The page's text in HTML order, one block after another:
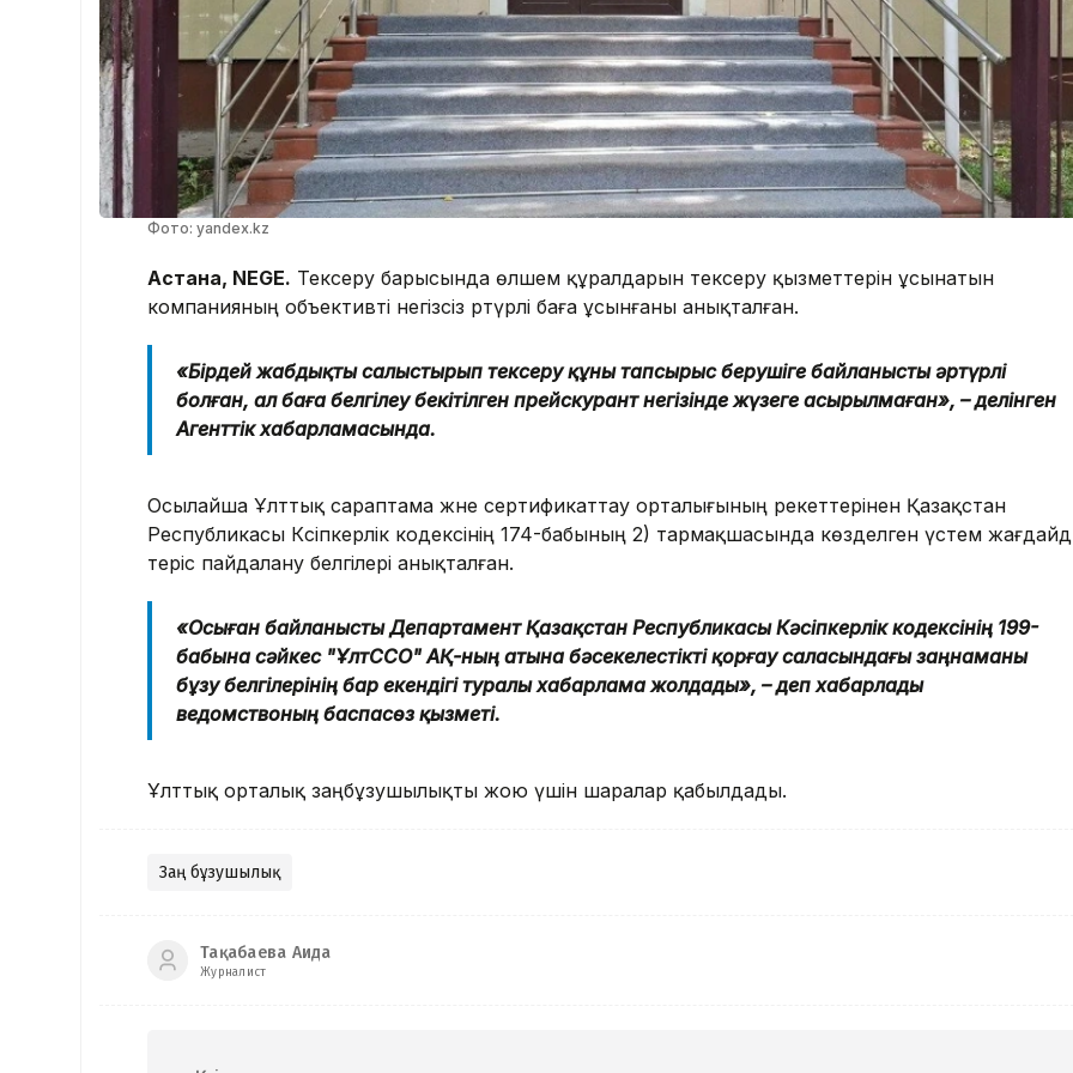
Фото: yandex.kz
Астана, NEGE. Тексеру барысында өлшем құралдарын тексеру қызметтерін ұсынатын
компанияның объективті негізсіз әртүрлі баға ұсынғаны анықталған.
«Бірдей жабдықты салыстырып тексеру құны тапсырыс берушіге байланысты әртүрлі
болған, ал баға белгілеу бекітілген прейскурант негізінде жүзеге асырылмаған», – делінген
Агенттік хабарламасында.
Осылайша Ұлттық сараптама және сертификаттау орталығының әрекеттерінен Қазақстан
Республикасы Кәсіпкерлік кодексінің 174-бабының 2) тармақшасында көзделген үстем
теріс пайдалану белгілері анықталған.
«Осыған байланысты Департамент Қазақстан Республикасы Кәсіпкерлік кодексінің 199-
бабына сәйкес "ҰлтССО" АҚ-ның атына бәсекелестікті қорғау саласындағы заңнаманы
бұзу белгілерінің бар екендігі туралы хабарлама жолдады», – деп хабарлады
ведомствоның баспасөз қызметі.
Ұлттық орталық заңбұзушылықты жою үшін шаралар қабылдады.
Заң бұзушылық
Тақабаева Аида
Журналист